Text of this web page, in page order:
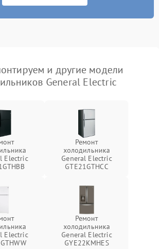
и другие модели
General Electric
Electric
Ремонт
холодильника
General Electric
GTE21GTHCC
Electric
Ремонт
холодильника
General Electric
GYE22KMHES